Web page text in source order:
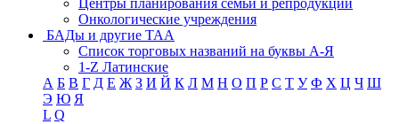
Центры планирования семьи и репродукции
Онкологические учреждения
БАДы и другие ТАА
Список торговых названий на буквы А-Я
1-Z Латинские
А Б В Г Д Е Ж З И Й К Л М Н О П Р С Т У Ф Х Ц Ч Ш
Э Ю Я
L Q